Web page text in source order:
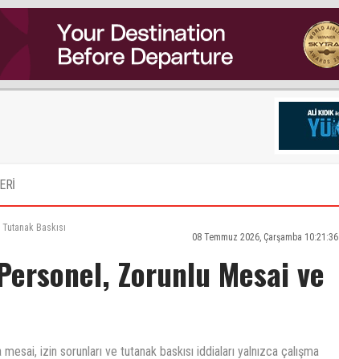
Baskısı
08 Temmuz 2026, Çarşamba 10:21:36
Zorunlu Mesai ve
izin sorunları ve tutanak baskısı iddiaları yalnızca çalışma